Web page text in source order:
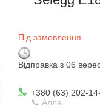
Під замовлення
Відправка з 06
+380 (63) 202-
📞 Алла